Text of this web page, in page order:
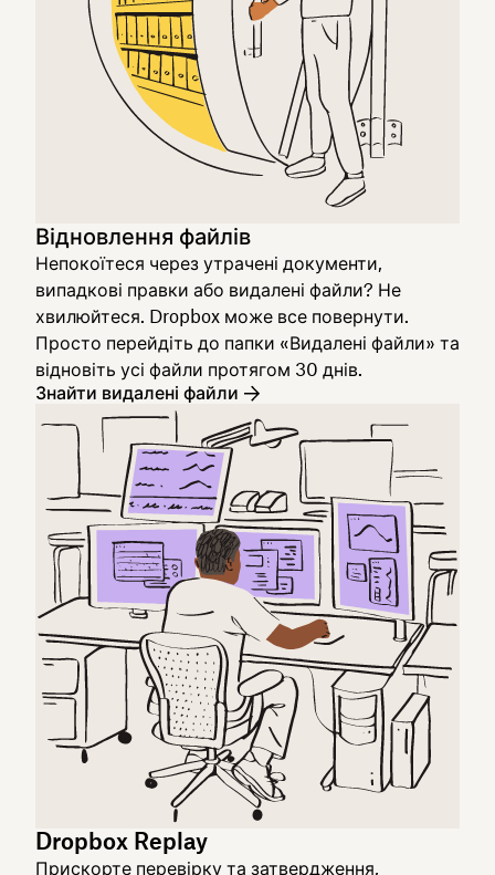
Відновлення файлів
Непокоїтеся через утрачені документи,
випадкові правки або видалені файли? Не
хвилюйтеся. Dropbox може все повернути.
Просто перейдіть до папки «Видалені файли» та
відновіть усі файли протягом 30 днів.
Знайти видалені файли
Dropbox Replay
Прискорте перевірку та затвердження,